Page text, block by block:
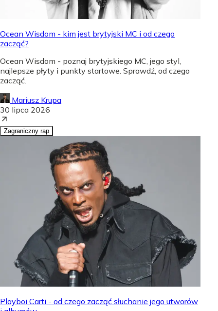
Ocean Wisdom - kim jest brytyjski MC i od czego
zacząć?
Ocean Wisdom - poznaj brytyjskiego MC, jego styl,
najlepsze płyty i punkty startowe. Sprawdź, od czego
zacząć.
Mariusz Krupa
30 lipca 2026
Zagraniczny rap
Playboi Carti - od czego zacząć słuchanie jego utworów